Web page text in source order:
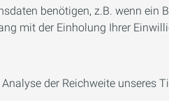
benötigen, z.B. wenn ein
mit der Einholung Ihrer
der Reichweite unseres